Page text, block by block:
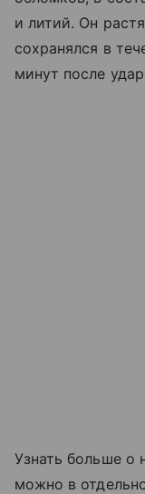
и литий. Он
сохранялся в
минут после
Узнать больше о
можно в